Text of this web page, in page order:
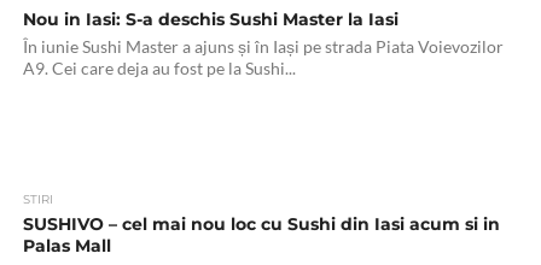
Nou in Iasi: S-a deschis Sushi Master la Iasi
În iunie Sushi Master a ajuns și în Iași pe strada Piata Voievozilor
A9. Cei care deja au fost pe la Sushi...
STIRI
SUSHIVO – cel mai nou loc cu Sushi din Iasi acum si in
Palas Mall